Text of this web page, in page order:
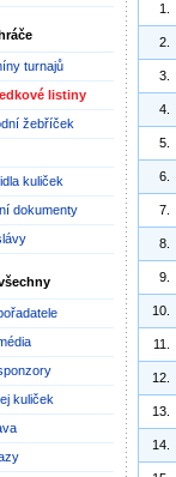
turnajů
listiny
žebříček
kuliček
dokumenty
kuliček
1.
2.
3.
4.
5.
6.
7.
8.
9.
10.
11.
12.
13.
14.